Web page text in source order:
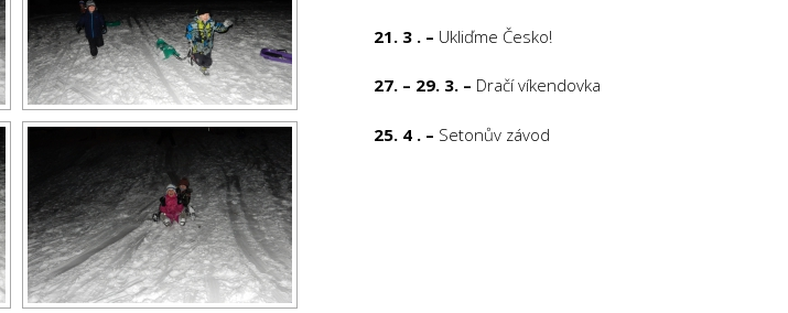
21. 3 . – Ukliďme Česko!
27. – 29. 3. – Dračí víkendovka
25. 4 . – Setonův závod